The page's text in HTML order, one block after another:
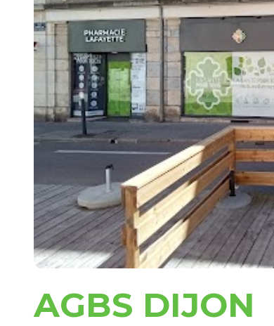
AGBS DIJON